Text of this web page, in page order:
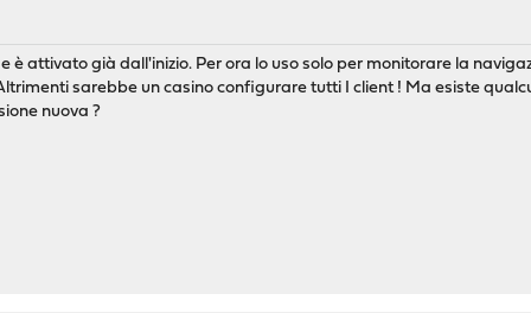
è attivato già dall'inizio. Per ora lo uso solo per monitorare la
sarebbe un casino configurare tutti I client ! Ma esiste
nuova ?